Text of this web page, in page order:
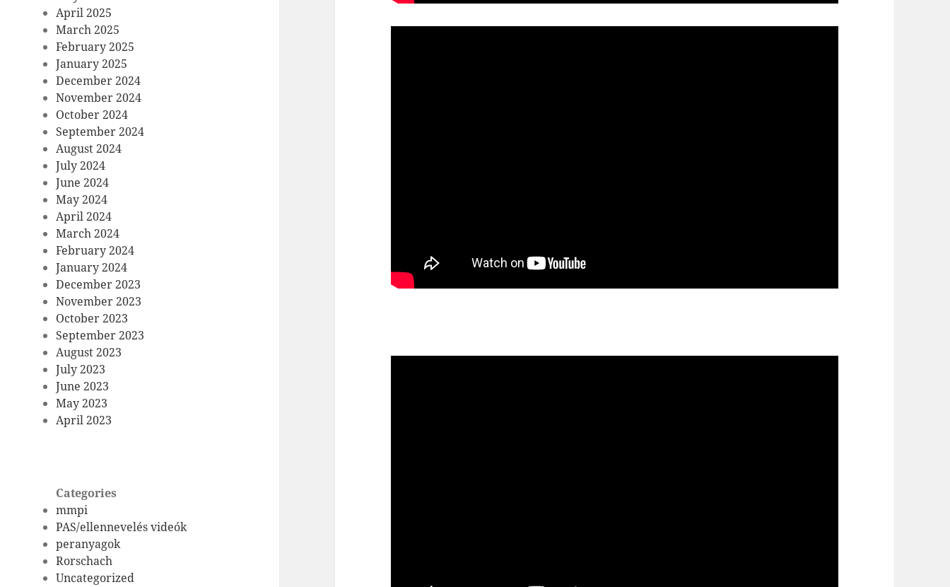
April 2025
March 2025
February 2025
January 2025
December 2024
November 2024
October 2024
September 2024
August 2024
July 2024
June 2024
May 2024
April 2024
March 2024
February 2024
January 2024
December 2023
November 2023
October 2023
September 2023
August 2023
July 2023
June 2023
May 2023
April 2023
Categories
mmpi
PAS/ellennevelés videók
peranyagok
Rorschach
Uncategorized